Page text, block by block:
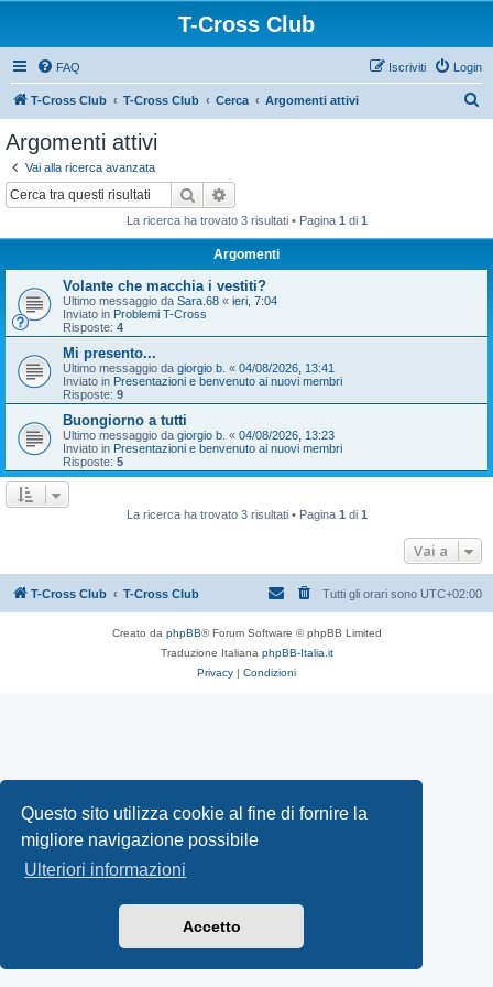
Questo sito utilizza cookie al fine di fornire la
migliore navigazione possibile
Ulteriori informazioni
Accetto
T-Cross Club
FAQ Login
Iscriviti
T-Cross Club T-Cross Club Cerca Argomenti attivi
Argomenti attivi
Vai alla ricerca avanzata
Cerca
La ricerca ha trovato 3 risultati • Pagina 1 di 1
Argomenti
Volante che macchia i vestiti?
Ultimo messaggio da Sara.68 « ieri, 7:04
Inviato in Problemi T-Cross
Risposte: 4
Mi presento...
Ultimo messaggio da giorgio b. « 04/08/2026, 13:41
Inviato in Presentazioni e benvenuto ai nuovi membri
Risposte: 9
Buongiorno a tutti
Ultimo messaggio da giorgio b. « 04/08/2026, 13:23
Inviato in Presentazioni e benvenuto ai nuovi membri
Risposte: 5
La ricerca ha trovato 3 risultati • Pagina 1 di 1
Vai a
T-Cross Club T-Cross Club Tutti gli orari sono UTC+02:00
Creato da phpBB® Forum Software © phpBB Limited
Traduzione Italiana phpBB-Italia.it
Privacy | Condizioni